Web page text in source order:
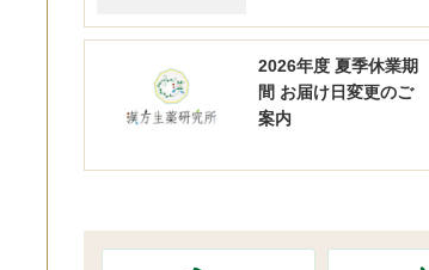
2026年度 夏季休業期
間 お届け日変更のご
案内